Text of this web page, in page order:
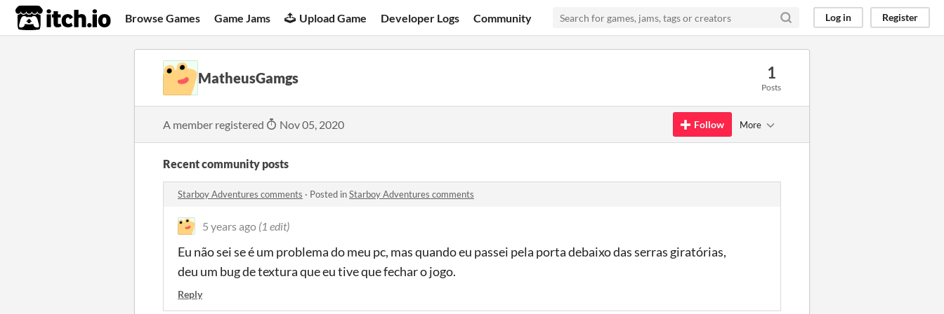
itch.io Browse Games Game Jams Upload Game Developer Logs Community Log in Register
MatheusGamgs 1
Posts
A member registered Nov 05, 2020 Follow More
Recent community posts
Starboy Adventures comments · Posted inStarboy Adventures comments
5 years ago (1 edit)
Eu não sei se é um problema do meu pc, mas quando eu passei pela porta debaixo das serras giratórias,
deu um bug de textura que eu tive que fechar o jogo.
Reply